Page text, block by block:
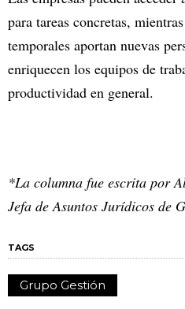
para tareas concretas,
temporales aportan nuevas
enriquecen los equipos de
productividad en general.
*La columna fue escrita por
Jefa de Asuntos Jurídicos de
TAGS
Grupo Gestión